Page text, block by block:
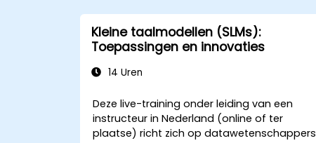
Kleine taalmodellen (SLMs):
Toepassingen en innovaties
14 Uren
Deze live-training onder leiding van een
instructeur in Nederland (online of ter
plaatse) richt zich op datawetenschappers